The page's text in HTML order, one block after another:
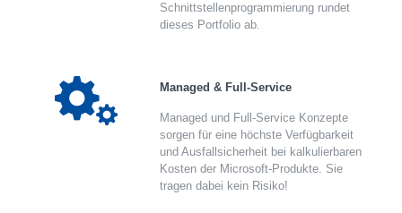
Schnittstellenprogrammierung rundet
dieses Portfolio ab.
Managed & Full-Service
Managed und Full-Service Konzepte
sorgen für eine höchste Verfügbarkeit
und Ausfallsicherheit bei kalkulierbaren
Kosten der Microsoft-Produkte. Sie
tragen dabei kein Risiko!